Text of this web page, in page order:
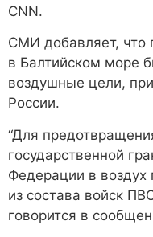
CNN.
СМИ добавляет,
в Балтийском море
воздушные цели,
России.
“Для
государственной
Федерации в воздух
из состава войск
говорится в